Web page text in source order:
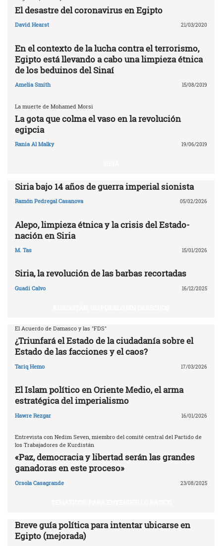
El desastre del coronavirus en Egipto
David Hearst 21/03/2020
En el contexto de la lucha contra el terrorismo,
Egipto está llevando a cabo una limpieza étnica
de los beduinos del Sinaí
Amelia Smith 15/08/2019
La muerte de Mohamed Morsi
La gota que colma el vaso en la revolución
egipcia
Rania Al Malky 19/06/2019
Siria bajo 14 años de guerra imperial sionista
Ramón Pedregal Casanova 05/02/2026
Alepo, limpieza étnica y la crisis del Estado-
nación en Siria
M. Tas 15/01/2026
Siria, la revolución de las barbas recortadas
Guadi Calvo 16/12/2025
El Acuerdo de Damasco y las "FDS"
¿Triunfará el Estado de la ciudadanía sobre el
Estado de las facciones y el caos?
Tariq Hemo 17/03/2026
El Islam político en Oriente Medio, el arma
estratégica del imperialismo
Hawre Rezgar 16/01/2026
Entrevista con Nedim Seven, miembro del comité central del Partido de
los Trabajadores de Kurdistán
«Paz, democracia y libertad serán las grandes
ganadoras en este proceso»
Orsola Casagrande 23/08/2025
Breve guía política para intentar ubicarse en
Egipto (mejorada)